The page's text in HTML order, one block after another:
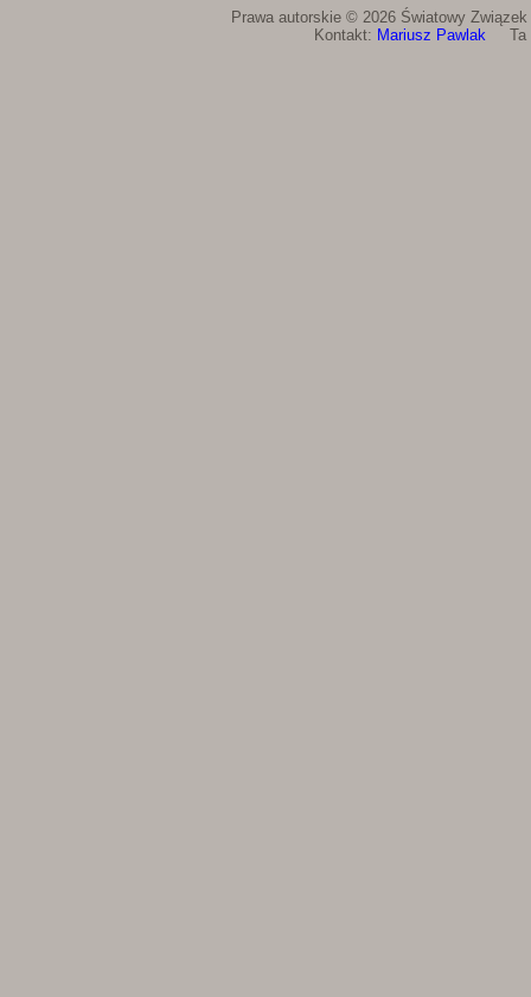
Prawa autorskie © 2026 Światowy
Kontakt: Mariusz PawlakTa